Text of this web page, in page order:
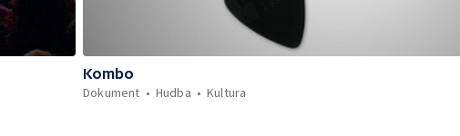
Kombo
Dokument
Hudba Kultura